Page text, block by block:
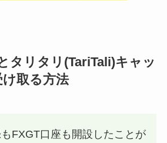
タリタリ(TariTali)キャッ
取る方法
FXGT口座も開設したことが